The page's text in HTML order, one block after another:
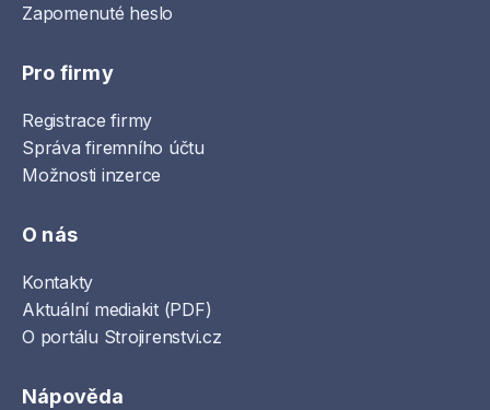
Zapomenuté heslo
Pro firmy
Registrace firmy
Správa firemního účtu
Možnosti inzerce
O nás
Kontakty
Aktuální mediakit (PDF)
O portálu Strojirenstvi.cz
Nápověda